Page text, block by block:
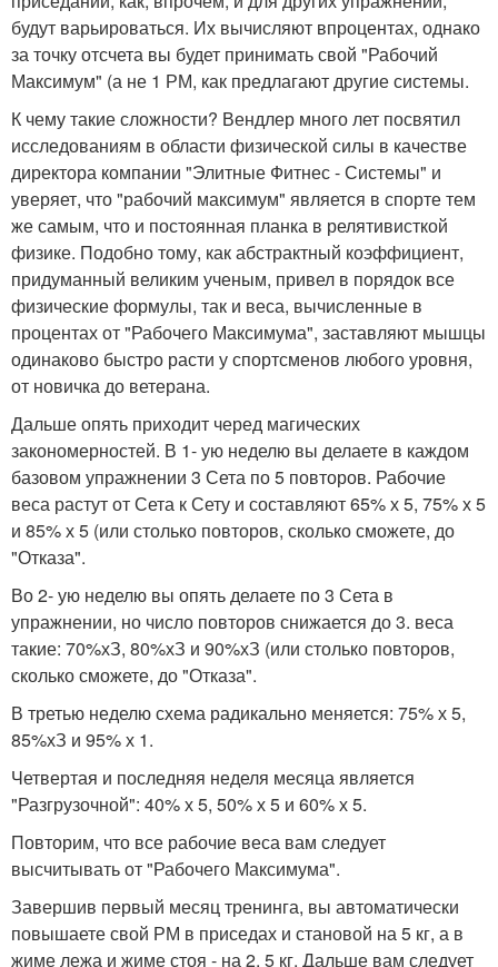
будут варьироваться. Их вычисляют впроцентах, однако
за точку отсчета вы будет принимать свой "Рабочий
Максимум" (а не 1 РМ, как предлагают другие системы.
К чему такие сложности? Вендлер много лет посвятил
исследованиям в области физической силы в качестве
директора компании "Элитные Фитнес - Системы" и
уверяет, что "рабочий максимум" является в спорте тем
же самым, что и постоянная планка в релятивисткой
физике. Подобно тому, как абстрактный коэффициент,
придуманный великим ученым, привел в порядок все
физические формулы, так и веса, вычисленные в
процентах от "Рабочего Максимума", заставляют мышцы
одинаково быстро расти у спортсменов любого уровня,
от новичка до ветерана.
Дальше опять приходит черед магических
закономерностей. В 1- ую неделю вы делаете в каждом
базовом упражнении 3 Сета по 5 повторов. Рабочие
веса растут от Сета к Сету и составляют 65% х 5, 75% х 5
и 85% х 5 (или столько повторов, сколько сможете, до
"Отказа".
Во 2- ую неделю вы опять делаете по 3 Сета в
упражнении, но число повторов снижается до 3. веса
такие: 70%хЗ, 80%хЗ и 90%хЗ (или столько повторов,
сколько сможете, до "Отказа".
В третью неделю схема радикально меняется: 75% х 5,
85%хЗ и 95% х 1.
Четвертая и последняя неделя месяца является
"Разгрузочной": 40% х 5, 50% х 5 и 60% х 5.
Повторим, что все рабочие веса вам следует
высчитывать от "Рабочего Максимума".
Завершив первый месяц тренинга, вы автоматически
повышаете свой РМ в приседах и становой на 5 кг, а в
жиме лежа и жиме стоя - на 2, 5 кг. Дальше вам следует